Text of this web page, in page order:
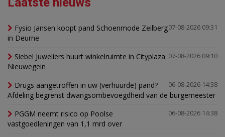
07-08-2026 09:31
Fysio Jansen koopt pand Schoenmode Zeilberg
in Deurne
07-08-2026 09:10
Siebel Juweliers huurt winkelruimte in Cityplaza
Nieuwegein
06-08-2026 14:38
Drugs aangetroffen in uw (verhuurde) pand?
Afdeling begrenst dwangsombevoegdheid van de burgemeester
06-08-2026 14:38
PGGM neemt risico op Poolse
vastgoedleningen van 1,1 mrd over